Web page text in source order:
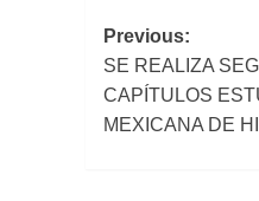
Post
Previous:
SE REALIZA
CAPÍTULOS
MEXICANA DE